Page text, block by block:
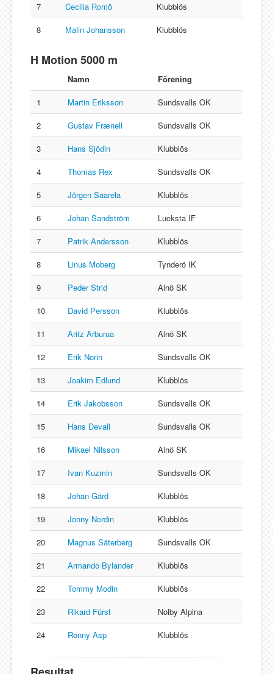
7
Cecilia Romö
Klubblös
8
Malin Johansson Klubblös
H Motion 5000 m
Namn
Förening
1
Martin Eriksson
Sundsvalls OK
2
Gustav Frænell
Sundsvalls OK
3
Hans Sjödin
Klubblös
4
Thomas Rex
Sundsvalls OK
5
Jörgen Saarela
Klubblös
6
Johan Sandström
Lucksta IF
7
Patrik Andersson
Klubblös
8
Linus Moberg
Tynderö IK
9
Peder Strid
Alnö SK
10
David Persson
Klubblös
11
Aritz Arburua
Alnö SK
12
Erik Norin
Sundsvalls OK
13
Joakim Edlund
Klubblös
14
Erik Jakobsson
Sundsvalls OK
15
Hans Devall
Sundsvalls OK
16
Mikael Nilsson
Alnö SK
17
Ivan Kuzmin
Sundsvalls OK
18
Johan Gärd
Klubblös
19
Jonny Nordin
Klubblös
20
Magnus Säterberg
Sundsvalls OK
21
Armando Bylander
Klubblös
22
Tommy Modin
Klubblös
23
Rikard Fürst
Nolby Alpina
24
Ronny Asp Klubblös